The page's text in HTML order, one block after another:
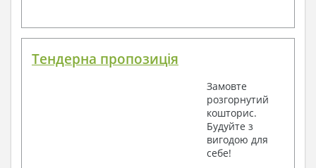
Тендерна пропозиція
Замовте
розгорнутий
кошторис.
Будуйте з
вигодою для
себе!